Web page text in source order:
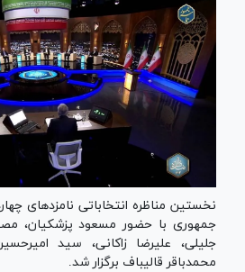
نخستین مناظره انتخاباتی نامزد‌های
جمهوری با حضور مسعود پزشکیان،
جلیلی، علیرضا زاکانی، سید
محمدباقر قالیباف برگزار شد.